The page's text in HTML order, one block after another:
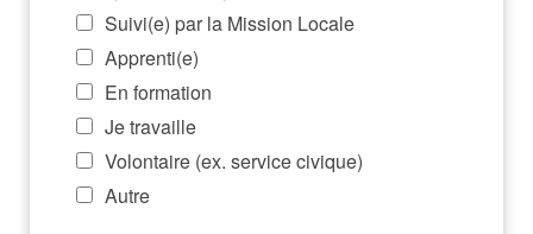
Suivi(e) par la Mission Locale
Apprenti(e)
En formation
Je travaille
Volontaire (ex. service civique)
Autre